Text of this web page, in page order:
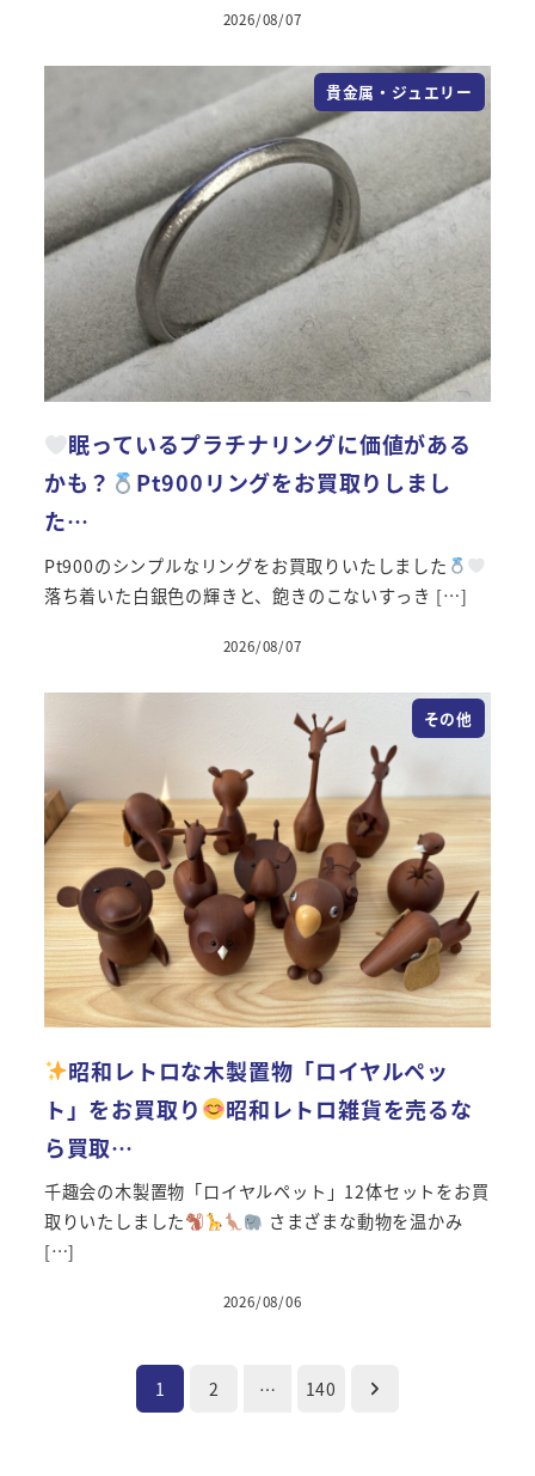
投稿日
2026/08/07
貴金属・ジュエリー
眠っているプラチナリングに価値がある
かも？
Pt900リングをお買取りしまし
た…
Pt900のシンプルなリングをお買取りいたしました
落ち着いた白銀色の輝きと、飽きのこないすっき […]
投稿日
2026/08/07
その他
昭和レトロな木製置物「ロイヤルペッ
ト」をお買取り
昭和レトロ雑貨を売るな
ら買取…
千趣会の木製置物「ロイヤルペット」12体セットをお買
取りいたしました
さまざまな動物を温かみ
[…]
投稿日
2026/08/06
1 2 … 140